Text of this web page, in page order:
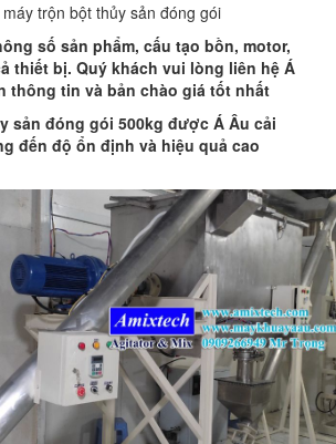
trộn bột thủy sản đóng gói
số sản phẩm, cấu tạo bồn, motor,
thiết bị. Quý khách vui lòng liên hệ Á
thông tin và bản chào giá tốt nhất
sản đóng gói 500kg được Á Âu cải
đến độ ổn định và hiệu quả cao